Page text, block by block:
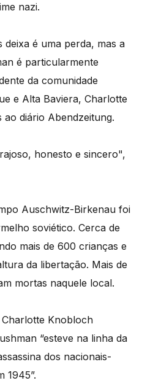
nazi.
deixa é uma perda, mas a
é particularmente
da comunidade
e Alta Baviera, Charlotte
diário Abendzeitung.
honesto e sincero",
Auschwitz-Birkenau foi
soviético. Cerca de
mais de 600 crianças e
da libertação. Mais de
mortas naquele local.
Knobloch
“esteve na linha da
dos nacionais-
1945”.